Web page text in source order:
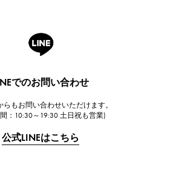
でのお問い合わせ
らもお問い合わせいただけます。
：10:30～19:30 土日祝も営業)
公式LINEはこちら